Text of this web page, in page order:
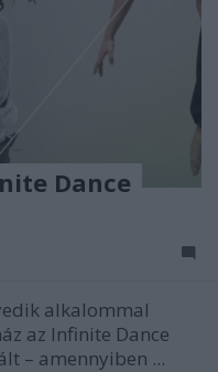
Dance
alkalommal
az Infinite Dance
– amennyiben ...